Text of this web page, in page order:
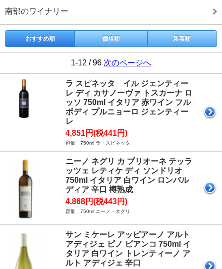
南部のワイナリー
おすすめ順 価格順 新着順
1-12 / 96 次のページへ
ラ スピネッタ イル ジェンティー
レ ディ カサノーヴァ トスカーナ ロ
ッソ 750ml イタリア 赤ワイン フル
ボディ プルニョーロ ジェンティー
レ
4,851円(税441円)
容量 750ml ラ・スピネッタ
ニーノ ネグリ カ ブリオーネ テッラ
ッツェ レティケ ディ ソンドリオ
750ml イタリア 白ワイン ロンバル
ディア 辛口 樽熟成
4,868円(税443円)
容量 750ml ニーノ・ネグリ
サン ミケーレ アッピアーノ アルト
アディジェ ピノ ビアンコ 750ml イ
タリア 白ワイン トレンティーノ ア
ルト アディジェ 辛口